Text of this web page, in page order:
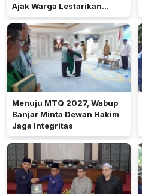
Ajak Warga Lestarikan
Tradisi Keagamaan
Menuju MTQ 2027, Wabup
Banjar Minta Dewan Hakim
Jaga Integritas